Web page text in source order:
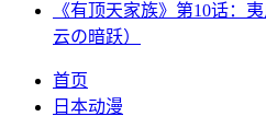
《有顶天家族》第10话：
云の暗跃）
首页
日本动漫